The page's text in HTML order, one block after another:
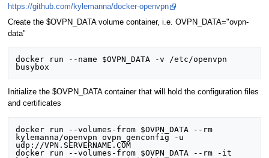
https://github.com/kylemanna/docker-openvpn
Create the $OVPN_DATA volume container, i.e. OVPN_DATA="ovpn-
data"
docker run --name $OVPN_DATA -v /etc/openvpn
Initialize the $OVPN_DATA container that will hold the configuration files
and certificates
docker run --volumes-from $OVPN_DATA --rm
kylemanna/openvpn ovpn_genconfig -u
udp://VPN.SERVERNAME.COM
docker run --volumes-from $OVPN_DATA --rm -it